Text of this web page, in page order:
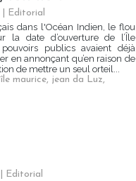
Editorial
dans l'Océan Indien, le flou
la date d’ouverture de l’Île
publics avaient déjà
en annonçant qu’en raison de
de mettre un seul orteil...
île maurice, jean da Luz,
Editorial